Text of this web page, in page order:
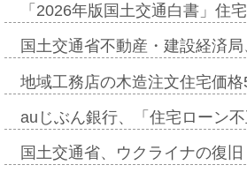
「2026年版国土交通白書」
国土交通省不動産・建設経済
地域工務店の木造注文住宅価
auじぶん銀行、「住宅ローン
国土交通省、ウクライナの復